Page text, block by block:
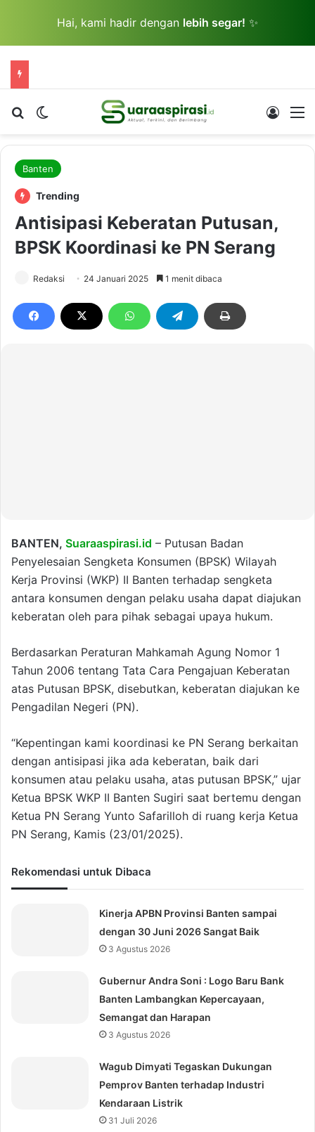
Hai, kami hadir dengan lebih segar! ✨
Cari berita...Switch skin Log In
Banten
Trending
Antisipasi Keberatan Putusan,
BPSK Koordinasi ke PN Serang
Redaksi 24 Januari 2025 1 menit dibaca
BANTEN, Suaraaspirasi.id – Putusan Badan
Penyelesaian Sengketa Konsumen (BPSK) Wilayah
Kerja Provinsi (WKP) II Banten terhadap sengketa
antara konsumen dengan pelaku usaha dapat diajukan
keberatan oleh para pihak sebagai upaya hukum.
Berdasarkan Peraturan Mahkamah Agung Nomor 1
Tahun 2006 tentang Tata Cara Pengajuan Keberatan
atas Putusan BPSK, disebutkan, keberatan diajukan ke
Pengadilan Negeri (PN).
“Kepentingan kami koordinasi ke PN Serang berkaitan
dengan antisipasi jika ada keberatan, baik dari
konsumen atau pelaku usaha, atas putusan BPSK,” ujar
Ketua BPSK WKP II Banten Sugiri saat bertemu dengan
Ketua PN Serang Yunto Safarilloh di ruang kerja Ketua
PN Serang, Kamis (23/01/2025).
Rekomendasi untuk Dibaca
Kinerja APBN Provinsi Banten sampai
dengan 30 Juni 2026 Sangat Baik
3 Agustus 2026
Gubernur Andra Soni : Logo Baru Bank
Banten Lambangkan Kepercayaan,
Semangat dan Harapan
3 Agustus 2026
Wagub Dimyati Tegaskan Dukungan
Pemprov Banten terhadap Industri
Kendaraan Listrik
31 Juli 2026